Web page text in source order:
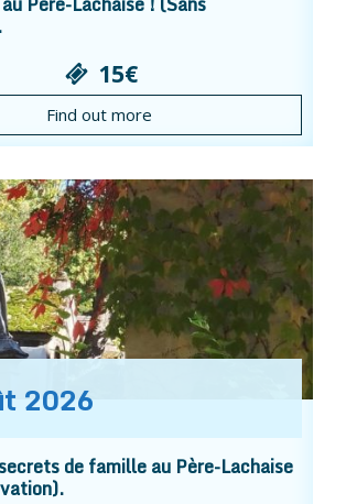
15€
Find out more
2026
de famille au Père-Lachaise